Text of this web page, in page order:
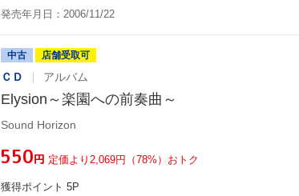
発売年月日：2006/11/22
中古 店舗受取可
ＣＤ アルバム
Elysion～楽園への前奏曲～
Sound Horizon
¥550円 定価より2,069円（78%）おトク
獲得ポイント 5P